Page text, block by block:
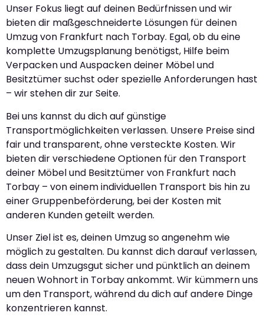
Unser Fokus liegt auf deinen Bedürfnissen und wir
bieten dir maßgeschneiderte Lösungen für deinen
Umzug von Frankfurt nach Torbay. Egal, ob du eine
komplette Umzugsplanung benötigst, Hilfe beim
Verpacken und Auspacken deiner Möbel und
Besitztümer suchst oder spezielle Anforderungen hast
– wir stehen dir zur Seite.
Bei uns kannst du dich auf günstige
Transportmöglichkeiten verlassen. Unsere Preise sind
fair und transparent, ohne versteckte Kosten. Wir
bieten dir verschiedene Optionen für den Transport
deiner Möbel und Besitztümer von Frankfurt nach
Torbay – von einem individuellen Transport bis hin zu
einer Gruppenbeförderung, bei der Kosten mit
anderen Kunden geteilt werden.
Unser Ziel ist es, deinen Umzug so angenehm wie
möglich zu gestalten. Du kannst dich darauf verlassen,
dass dein Umzugsgut sicher und pünktlich an deinem
neuen Wohnort in Torbay ankommt. Wir kümmern uns
um den Transport, während du dich auf andere Dinge
konzentrieren kannst.